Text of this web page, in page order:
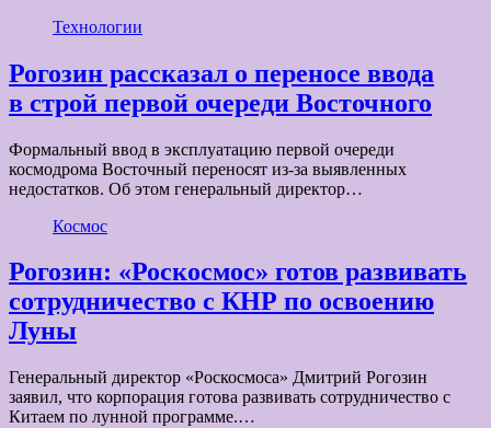
Технологии
Рогозин рассказал о переносе ввода
в строй первой очереди Восточного
Формальный ввод в эксплуатацию первой очереди
космодрома Восточный переносят из-за выявленных
недостатков. Об этом генеральный директор…
Космос
Рогозин: «Роскосмос» готов развивать
сотрудничество с КНР по освоению
Луны
Генеральный директор «Роскосмоса» Дмитрий Рогозин
заявил, что корпорация готова развивать сотрудничество с
Китаем по лунной программе.…